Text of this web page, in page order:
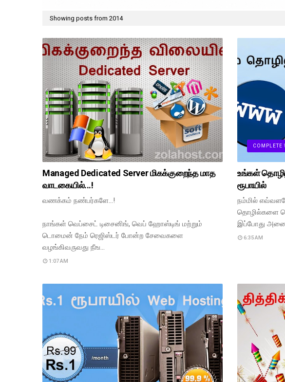
Showing posts from 2014
Managed Dedicated Server மிகக்குறைந்த மாத
வாடகையில்...!
வணக்கம் நண்பர்களே...!
நாங்கள் வெப்சைட் டிசைனிங், வெப் ஹோஸ்டிங் மற்றும்
டொமைன் நேம் ரெஜிஸ்டர் போன்ற சேவைகளை
வழங்கிவருவது நீங…
1:07 AM
COMPLETE
உங்கள்
ரூபாயில்
நம்மில்
தொழில்களை
இப்போது
6:35 AM